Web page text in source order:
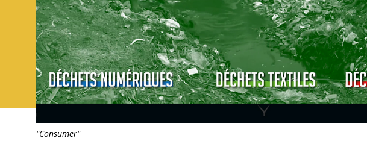
"Consumer"